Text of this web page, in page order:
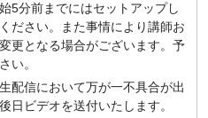
5分前までにはセットアップし
ださい。また事情により講師お
更となる場合がございます。予
い。
配信において万が一不具合が出
日ビデオを送付いたします。